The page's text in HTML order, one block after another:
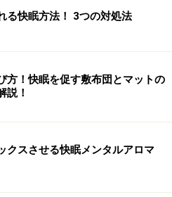
る快眠方法！ 3つの対処法
方！快眠を促す敷布団とマットの
説！
クスさせる快眠メンタルアロマ